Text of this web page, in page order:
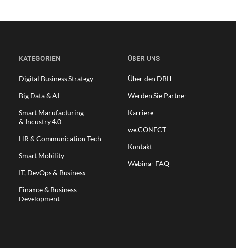
KATEGORIEN
Digital Business Strategy
Big Data & AI
Smart Manufacturing
& Industry 4.0
HR & Communication Tech
Smart Mobility
IT, DevOps & Business
Finance & Business
Development
ÜBER UNS
Über den DBH
Werden Sie Partner
Karriere
we.CONECT
Kontakt
Webinar FAQ